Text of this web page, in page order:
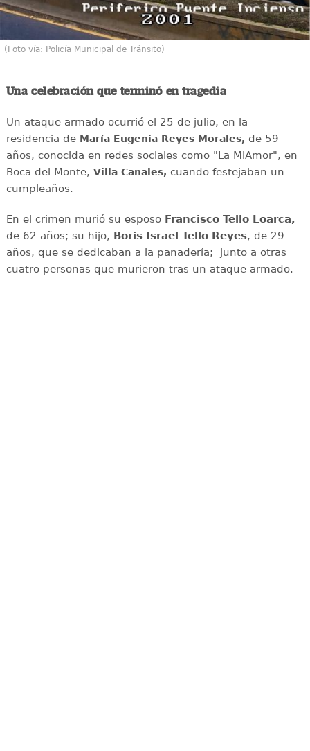
(Foto vía: Policía Municipal de Tránsito)
Una celebración que terminó en tragedia
Un ataque armado ocurrió el 25 de julio, en la
residencia de María Eugenia Reyes Morales, de 59
años, conocida en redes sociales como "La MiAmor", en
Boca del Monte, Villa Canales, cuando festejaban un
cumpleaños.
En el crimen murió su esposoFrancisco Tello Loarca,
de 62 años; su hijo, Boris Israel Tello Reyes, de 29
años, que se dedicaban a la panadería; junto a otras
cuatro personas que murieron tras un ataque armado.